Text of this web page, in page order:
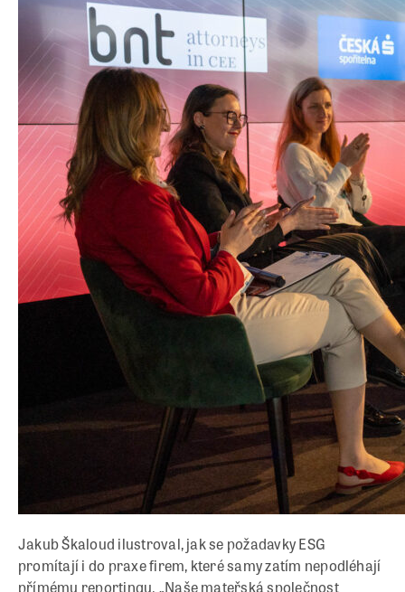
Jakub Škaloud ilustroval, jak se požadavky ESG
promítají i do praxe firem, které samy zatím nepodléhají
přímému reportingu. „Naše mateřská společnost